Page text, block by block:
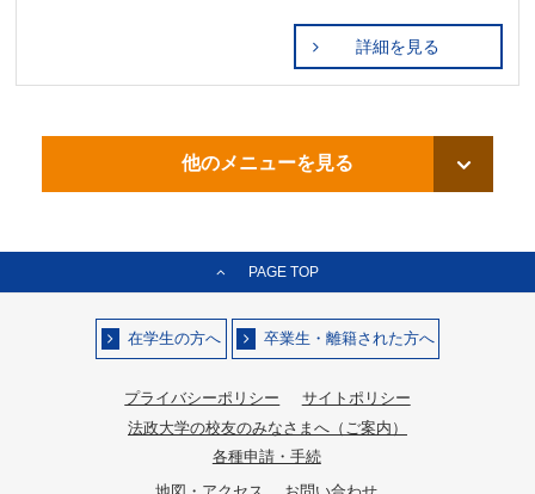
詳細を見る
他のメニューを見る
PAGE TOP
在学生の方へ 卒業生・離籍された方へ
プライバシーポリシー
サイトポリシー
法政大学の校友のみなさまへ（ご案内）
各種申請・手続